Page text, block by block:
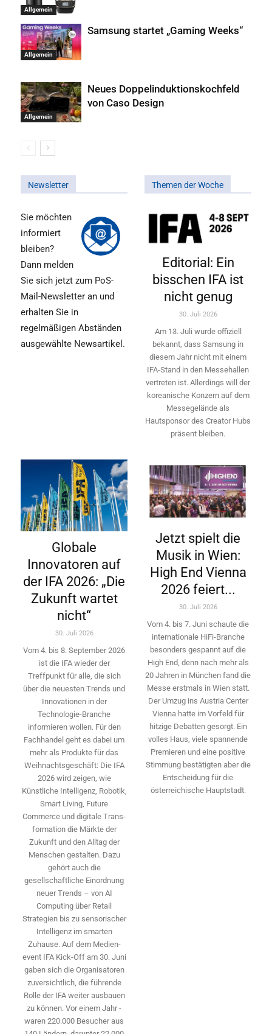
Allgemein
Allgemein
Samsung startet „Gaming Weeks“
Allgemein
Neues Doppelinduktionskochfeld
von Caso Design
Newsletter
Sie möchten
informiert
bleiben?
Dann melden
Sie sich jetzt zum PoS-
Mail-Newsletter an und
erhalten Sie in
regelmäßigen Abständen
ausgewählte Newsartikel.
Themen der Woche
Editorial: Ein
bisschen IFA ist
nicht genug
30. Juli 2026
Am 13. Juli wurde offiziell
bekannt, dass Samsung in
diesem Jahr nicht mit einem
IFA-Stand in den Messehallen
vertreten ist. Allerdings will ­der
koreanische Konzern auf dem
Messegelände als
Hautsponsor des Creator Hubs
präsent bleiben.
Globale
Innovatoren auf
der IFA 2026: „Die
Zukunft wartet
nicht“
30. Juli 2026
Vom 4. bis 8. September 2026
ist die IFA wieder der
Treffpunkt für alle, die sich
über die neuesten Trends und
Innovationen in der
Technologie-­Branche
informieren wollen. Für den
Fachhandel geht es dabei um
mehr als Produkte für das
Weihnachtsgeschäft: Die IFA
2026 wird ­zeigen, wie
Künstliche Intelligenz, Robotik,
Smart Living, Future
Commerce und digitale Trans­
formation die Märkte der
Zukunft und den Alltag der
Menschen gestalten. Dazu
gehört auch die
gesellschaftliche Einordnung
neuer Trends – von AI
Computing über Retail
Strategien bis zu sensorischer
Intelligenz im smarten
Zuhause. Auf dem Medien­
event IFA Kick-Off am 30. Juni
gaben sich die Organisatoren
zuversichtlich, die führende
Rolle der IFA weiter ausbauen
zu können. Vor einem Jahr ­
waren 220.000 Besucher aus
Jetzt spielt die
Musik in Wien:
High End Vienna
2026 feiert...
30. Juli 2026
Vom 4. bis 7. Juni schaute die
internationale HiFi-Branche
besonders gespannt auf die
High End, denn nach mehr als
20 Jahren in München fand die
Messe erstmals in Wien statt.
Der Umzug ins Austria Center
Vienna hatte im Vorfeld für
hitzige Debatten gesorgt. Ein
volles Haus, viele spannende
Premieren und eine positive
Stimmung bestätigten aber die
Entscheidung für die
österreichische Hauptstadt.